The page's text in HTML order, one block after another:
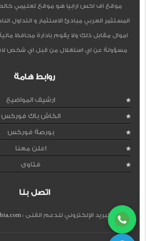
موقع اف اكس ارابيا هو موقع تعليمي
المستثمر العربي مبادئ الاستثمار و التداول
اموال مقابل ذلك ولا يقوم بادارة محافظ
مسؤولة عن اي استغلال من قبل اي شخص
روابط هامة
ارشيف المواضيع
الكاش باك فوركس
بورصة فوركس
اعلن معنا
فتاوى
اتصل بنا
البريد الإلكتروني للدعم الفنى :